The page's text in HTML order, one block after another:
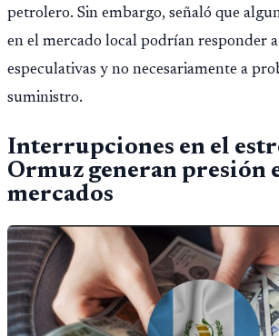
petrolero. Sin embargo, señaló que
en el mercado local podrían responder
especulativas y no necesariamente a
suministro.
Interrupciones en el
Ormuz generan presión
mercados